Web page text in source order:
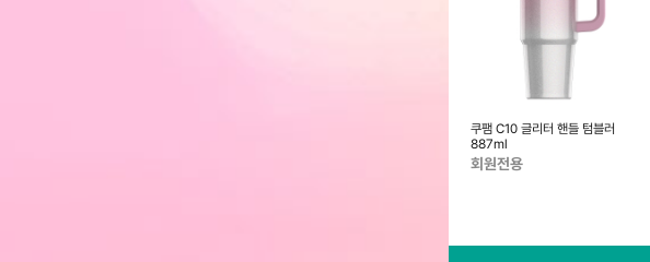
쿠팸 C10 글리터 핸들 텀블러
887ml
회원전용